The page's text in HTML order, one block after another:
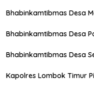
Bhabinkamtibmas Desa
Bhabinkamtibmas Desa
Bhabinkamtibmas Desa
Kapolres Lombok Timur